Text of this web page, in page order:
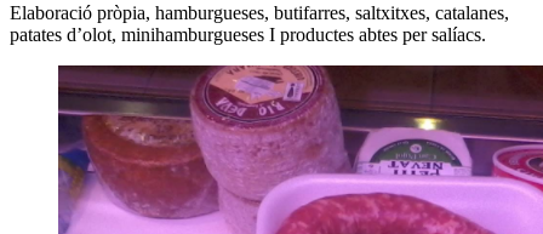
Elaboració pròpia, hamburgueses, butifarres, saltxitxes, catalanes,
patates d’olot, minihamburgueses I productes abtes per salíacs.